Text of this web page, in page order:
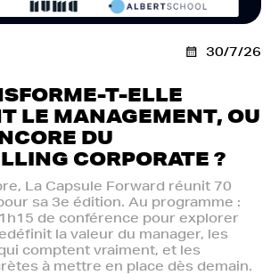
30/7/26
T-ELLE
LE MANAGEMENT, OU
DU
CORPORATE ?
La Capsule Forward réunit 70
sa 3e édition. Au programme :
de conférence pour explorer
la valeur du manager, les
comptent vraiment, et les
à mettre en place dès demain.